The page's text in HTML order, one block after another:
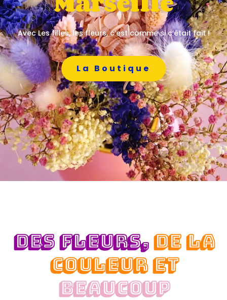
Avec Les filles, les fleurs, c’est comme si c’était fait !
La Boutique
DES FLEURS,DE LA
COULEUR ET
BEAUCOUP